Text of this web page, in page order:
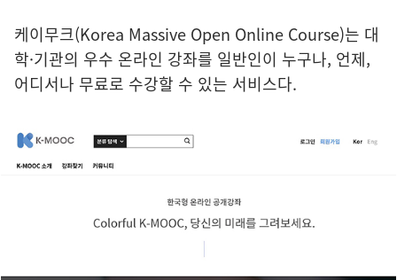
케이무크(Korea Massive Open Online Course)는 대
학·기관의 우수 온라인 강좌를 일반인이 누구나, 언제,
어디서나 무료로 수강할 수 있는 서비스다.